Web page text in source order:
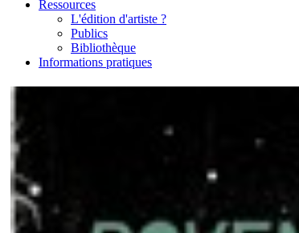
Ressources
L'édition d'artiste ?
Publics
Bibliothèque
Informations pratiques